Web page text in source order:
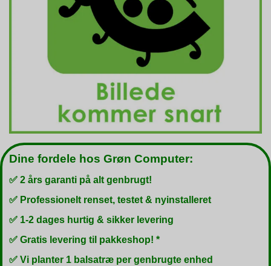
Dine fordele hos Grøn Computer:
✅ 2 års garanti på alt genbrugt!
✅ Professionelt renset, testet & nyinstalleret
✅ 1-2 dages hurtig & sikker levering
✅ Gratis levering til pakkeshop! *
✅ Vi planter 1 balsatræ per genbrugte enhed